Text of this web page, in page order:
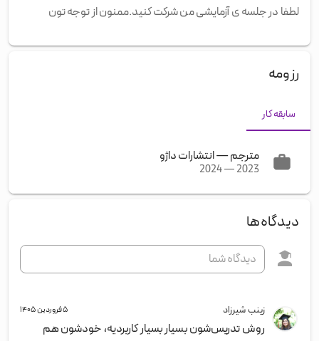
لطفا در جلسه ی آزمایشی من شرکت کنید.ممنون از توجه تون
رزومه
سابقه کار
مترجم—انتشارات داژو
2023
—
2024
دیدگاه‌ها
زینب شیرزاد ۵ فروردین ۱۴۰۵
روش تدریس‌شون بسیار بسیار کاربردیه، خودشون هم